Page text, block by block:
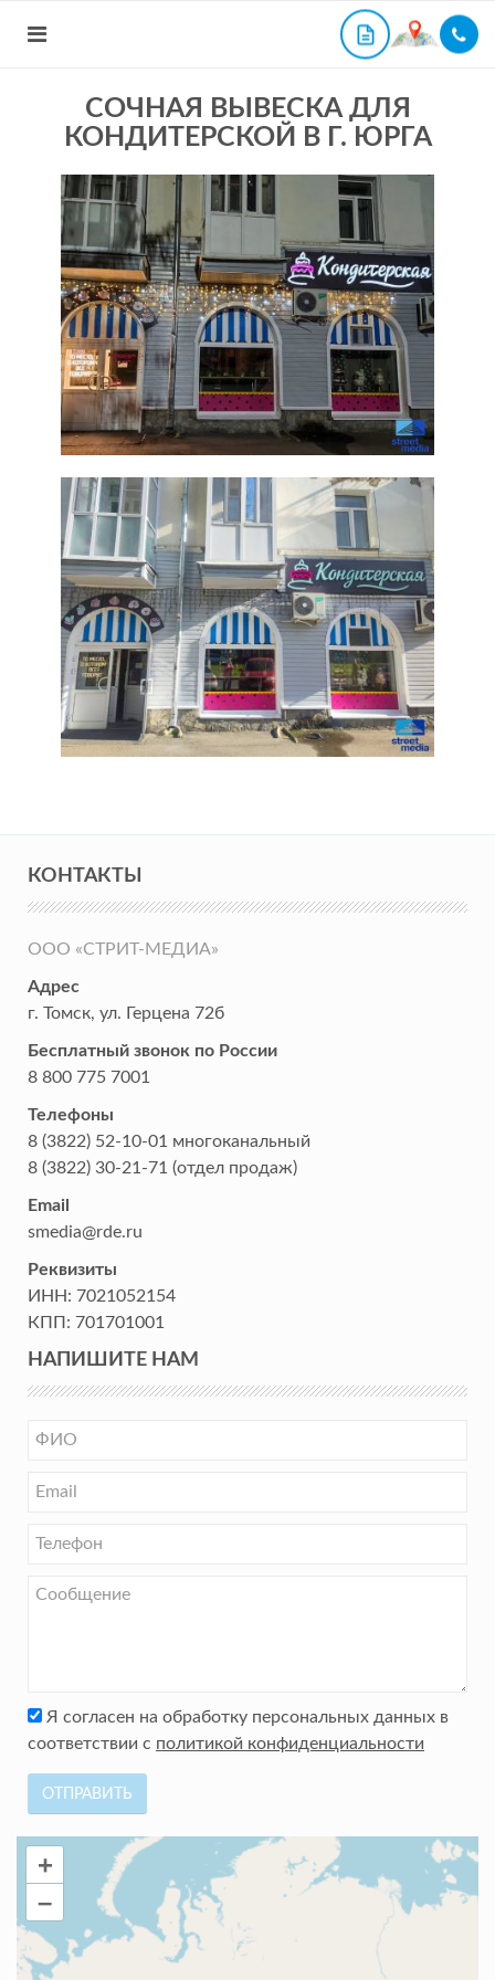
СОЧНАЯ ВЫВЕСКА ДЛЯ
КОНДИТЕРСКОЙ В Г. ЮРГА
КОНТАКТЫ
ООО «СТРИТ-МЕДИА»
Адрес
г. Томск, ул. Герцена 72б
Бесплатный звонок по России
8 800 775 7001
Телефоны
8 (3822) 52-10-01 многоканальный
8 (3822) 30-21-71 (отдел продаж)
Email
smedia@rde.ru
Реквизиты
ИНН: 7021052154
КПП: 701701001
НАПИШИТЕ НАМ
Я согласен на обработку персональных данных в
соответствии с политикой конфиденциальности
ОТПРАВИТЬ
+
–